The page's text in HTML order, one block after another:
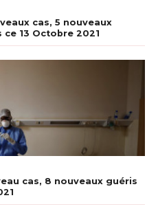
cas, 5 nouveaux
13 Octobre 2021
cas, 8 nouveaux guéris